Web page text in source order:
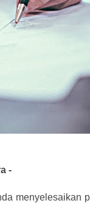
-
menyelesaikan